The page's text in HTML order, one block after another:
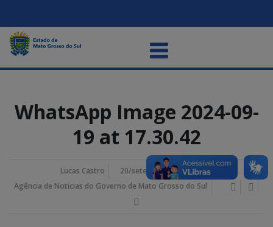
WhatsApp Image 2024-09-
19 at 17.30.42
Lucas Castro
20/setembro/2024 10:38 am
Agência de Noticias do Governo de Mato Grosso do Sul